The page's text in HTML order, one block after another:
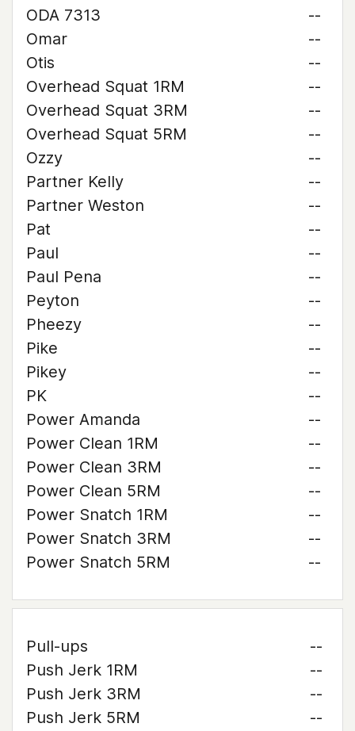
ODA 7313
--
Omar
--
Otis
--
Overhead Squat 1RM
--
Overhead Squat 3RM
--
Overhead Squat 5RM
--
Ozzy
--
Partner Kelly
--
Partner Weston
--
Pat
--
Paul
--
Paul Pena
--
Peyton
--
Pheezy
--
Pike
--
Pikey
--
PK
--
Power Amanda
--
Power Clean 1RM
--
Power Clean 3RM
--
Power Clean 5RM
--
Power Snatch 1RM
--
Power Snatch 3RM
--
Power Snatch 5RM
--
Pull-ups
--
Push Jerk 1RM
--
Push Jerk 3RM
--
Push Jerk 5RM
--